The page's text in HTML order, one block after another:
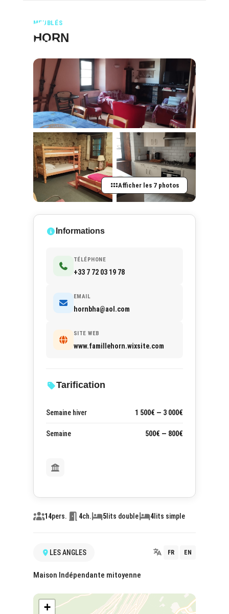
MEUBLÉS
HORN
Afficher les 7 photos
14pers. 4ch. 5 lits double 4lits simple
LES ANGLES FR EN
Maison Indépendante mitoyenne
+
Informations
TÉLÉPHONE
+33 7 72 03 19 78
EMAIL
hornbha@aol.com
SITE WEB
www.famillehorn.wixsite.com
Tarification
Semaine hiver 1 500€ — 3 000€
Semaine 500€ — 800€